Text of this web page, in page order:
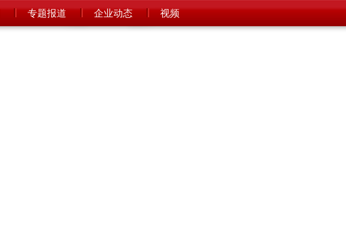
专题报道 企业动态 视频